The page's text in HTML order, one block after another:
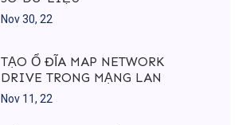
Nov 30, 22
TẠO Ổ ĐĨA MAP NETWORK
DRIVE TRONG MẠNG LAN
Nov 11, 22